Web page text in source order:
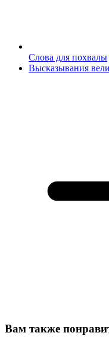
Слова для похвалы
Высказывания
Вам также